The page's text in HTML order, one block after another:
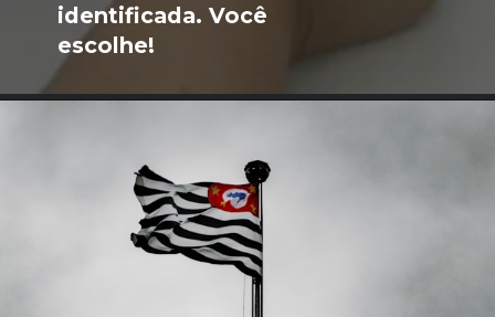
identificada. Você
escolhe!